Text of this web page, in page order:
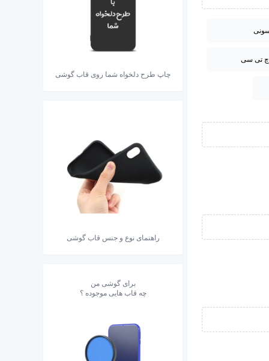
تی سی
چاپ طرح دلخواه شما روی قاب گوشی
راهنمای نوع و جنس قاب گوشی
برای گوشی من
چه قاب هایی موجوده ؟